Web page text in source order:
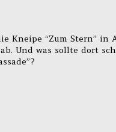
Kneipe “Zum Stern” in
Und was sollte dort